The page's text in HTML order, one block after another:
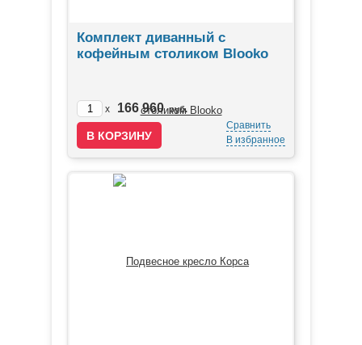
Комплект диванный с
кофейным столиком Blooko
x 166 960 руб.
Сравнить
В избранное